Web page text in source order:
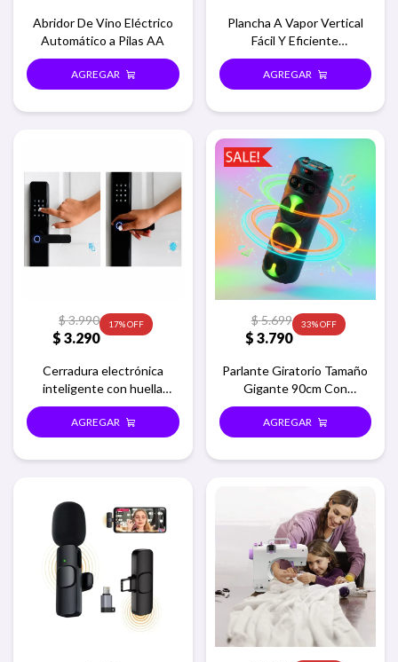
Abridor De Vino Eléctrico
Automático a Pilas AA
Plancha A Vapor Vertical
Fácil Y Eficiente
Vaporizador Celeste
$ 3.290
$3.990 17
Cerradura electrónica
inteligente con huella
smart
$ 3.790
$5.699 33
Parlante Giratorio Tamaño
Gigante 90cm Con
Microfono